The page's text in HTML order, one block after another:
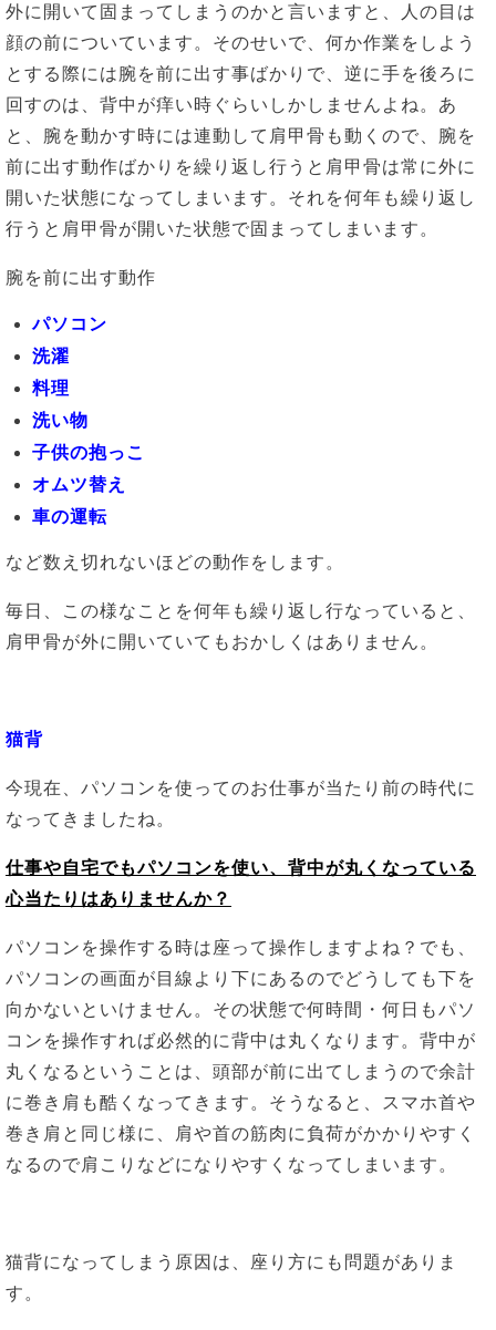
外に開いて固まってしまうのかと言いますと、人の目は
顔の前についています。そのせいで、何か作業をしよう
とする際には腕を前に出す事ばかりで、逆に手を後ろに
回すのは、背中が痒い時ぐらいしかしませんよね。あ
と、腕を動かす時には連動して肩甲骨も動くので、腕を
前に出す動作ばかりを繰り返し行うと肩甲骨は常に外に
開いた状態になってしまいます。それを何年も繰り返し
行うと肩甲骨が開いた状態で固まってしまいます。
腕を前に出す動作
パソコン
洗濯
料理
洗い物
子供の抱っこ
オムツ替え
車の運転
など数え切れないほどの動作をします。
毎日、この様なことを何年も繰り返し行なっていると、
肩甲骨が外に開いていてもおかしくはありません。
猫背
今現在、パソコンを使ってのお仕事が当たり前の時代に
なってきましたね。
仕事や自宅でもパソコンを使い、背中が丸くなっている
心当たりはありませんか？
パソコンを操作する時は座って操作しますよね？でも、
パソコンの画面が目線より下にあるのでどうしても下を
向かないといけません。その状態で何時間・何日もパソ
コンを操作すれば必然的に背中は丸くなります。背中が
丸くなるということは、頭部が前に出てしまうので余計
に巻き肩も酷くなってきます。そうなると、スマホ首や
巻き肩と同じ様に、肩や首の筋肉に負荷がかかりやすく
なるので肩こりなどになりやすくなってしまいます。
猫背になってしまう原因は、座り方にも問題がありま
す。